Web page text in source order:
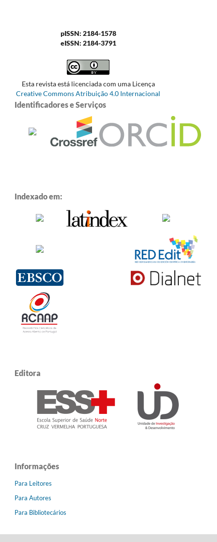
pISSN: 2184-1578
eISSN: 2184-3791
Esta revista está licenciada com uma Licença
Creative Commons Atribuição 4.0 Internacional
Identificadores e Serviços
Indexado em:
Editora
Informações
Para Leitores
Para Autores
Para Bibliotecários